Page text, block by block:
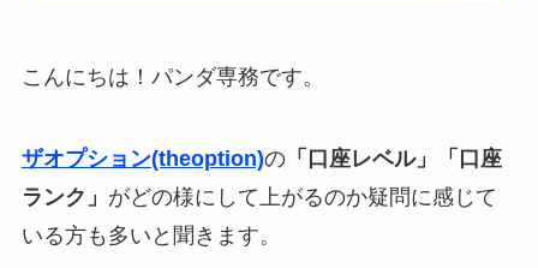
こんにちは！パンダ専務です。
ザオプション(theoption)の「口座レベル」「口座
ランク」 がどの様にして上がるのか疑問に感じて
いる方も多いと聞きます。